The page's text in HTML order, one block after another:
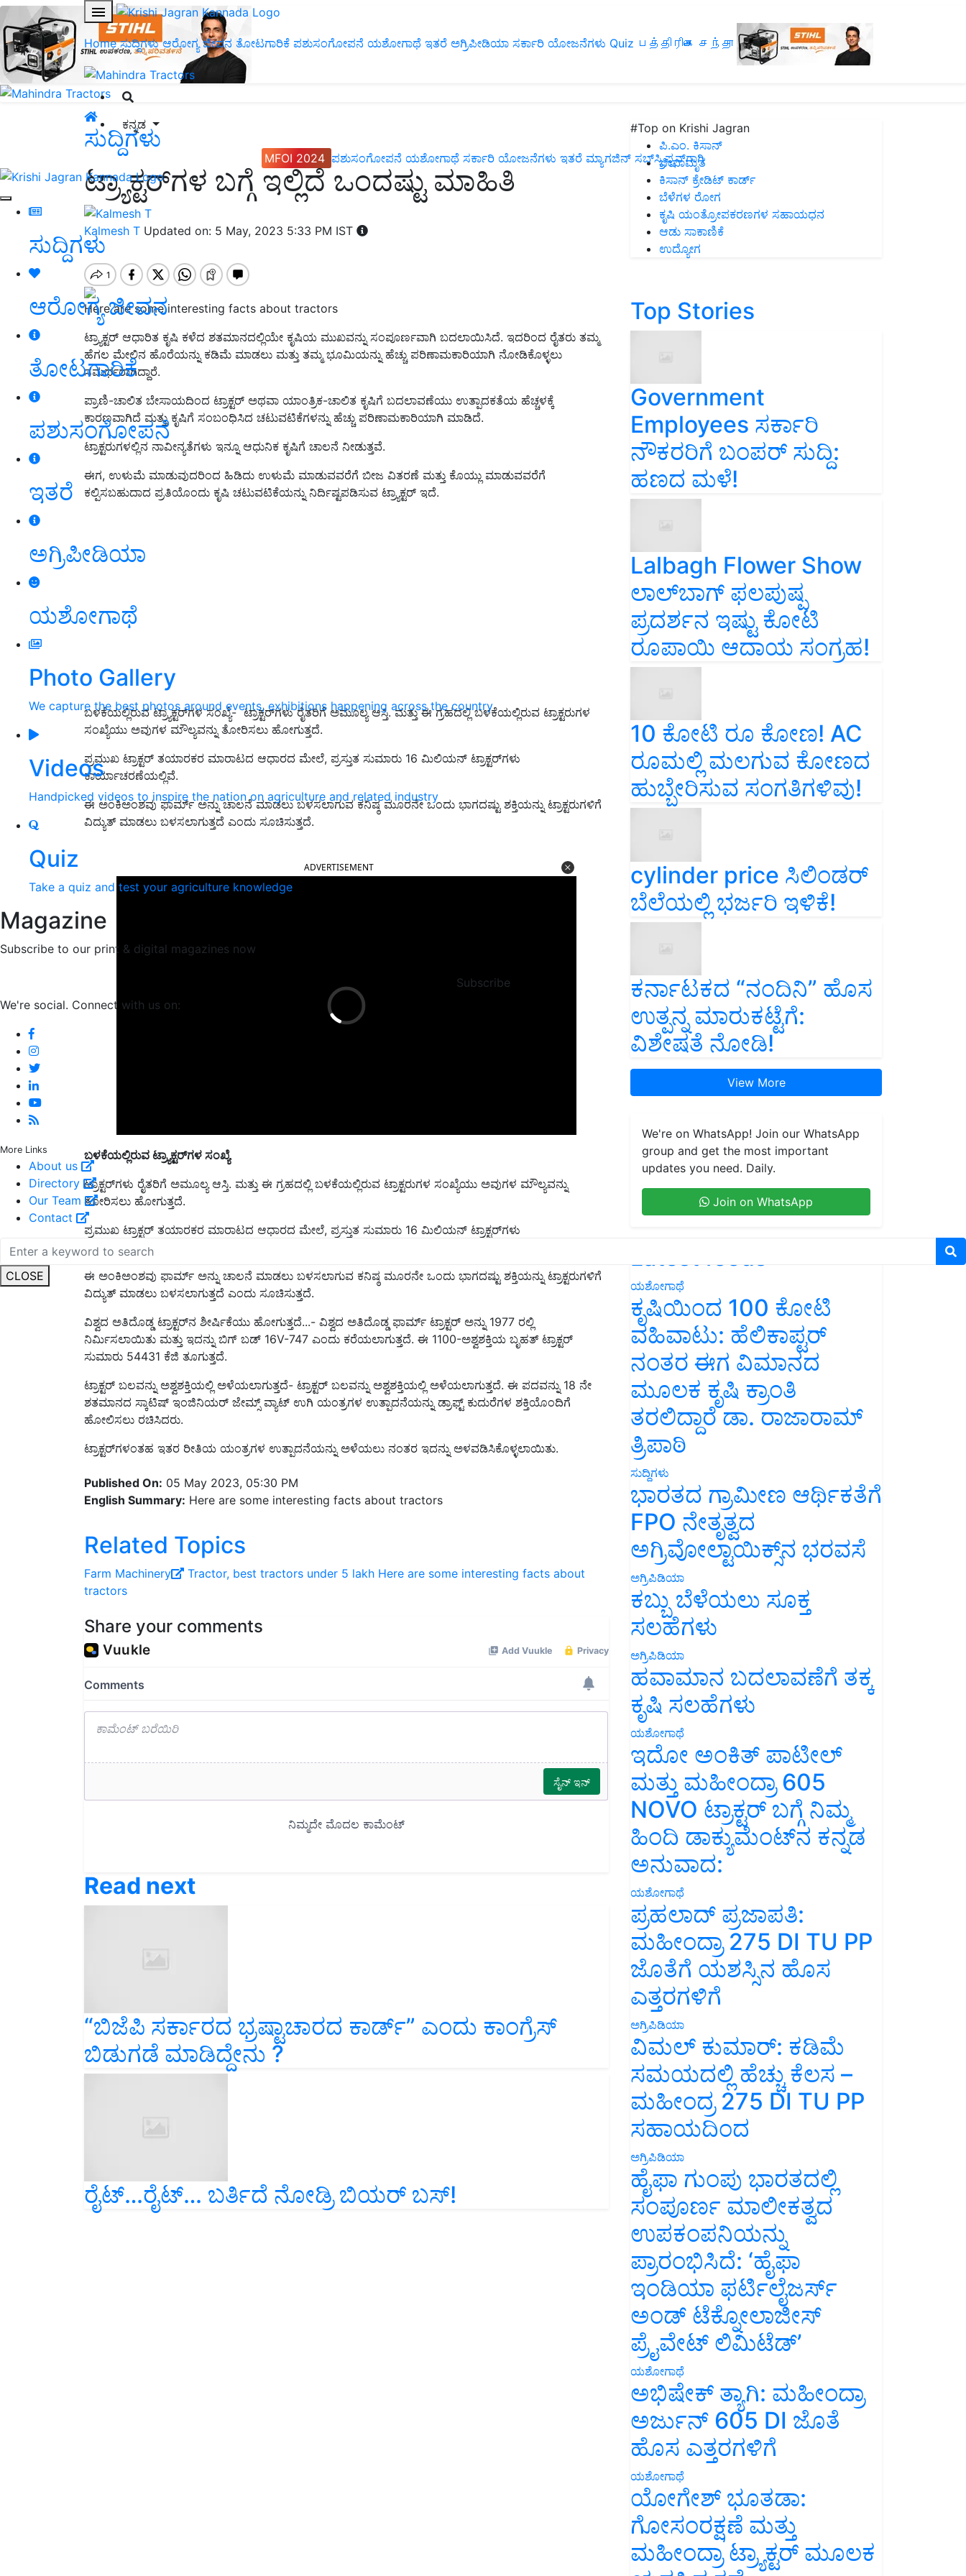
Home ಸುದ್ದಿಗಳು ಆರೋಗ್ಯ ಜೀವನ ತೋಟಗಾರಿಕೆ ಪಶುಸಂಗೋಪನೆ ಯಶೋಗಾಥೆ ಇತರೆ ಅಗ್ರಿಪೀಡಿಯಾ ಸರ್ಕಾರಿ ಯೋಜನೆಗಳು Quiz பத்திரிகை சந்தா
ಕನ್ನಡ
MFOI 2024 ಪಶುಸಂಗೋಪನೆ ಯಶೋಗಾಥೆ ಸರ್ಕಾರಿ ಯೋಜನೆಗಳು ಇತರೆ ಮ್ಯಾಗಜಿನ್‌ ಸಬ್‌ಸ್ಕ್ರಿಪ್ಷನ್‌ಗಾಗಿ
ಸುದ್ದಿಗಳು
ಆರೋಗ್ಯ ಜೀವನ
ತೋಟಗಾರಿಕೆ
ಪಶುಸಂಗೋಪನೆ
ಇತರೆ
ಅಗ್ರಿಪೀಡಿಯಾ
ಯಶೋಗಾಥೆ
Photo Gallery
We capture the best photos around events, exhibitions happening across the country
Videos
Handpicked videos to inspire the nation on agriculture and related industry
Quiz
Take a quiz and test your agriculture knowledge
Magazine
Subscribe to our print & digital magazines now
Subscribe
We're social. Connect with us on:
More Links
About us
Directory
Our Team
Contact
CLOSE
ಸುದ್ದಿಗಳು
ಟ್ರ್ಯಾಕ್ಟರ್‌ಗಳ ಬಗ್ಗೆ ಇಲ್ಲಿದೆ ಒಂದಷ್ಟು ಮಾಹಿತಿ
Kalmesh T Updated on: 5 May, 2023 5:33 PM IST
Here are some interesting facts about tractors
ಟ್ರ್ಯಾಕ್ಟರ್ ಆಧಾರಿತ ಕೃಷಿ ಕಳೆದ ಶತಮಾನದಲ್ಲಿಯೇ ಕೃಷಿಯ ಮುಖವನ್ನು ಸಂಪೂರ್ಣವಾಗಿ ಬದಲಾಯಿಸಿದೆ. ಇದರಿಂದ ರೈತರು ತಮ್ಮ
ಹೆಗಲ ಮೇಲಿನ ಹೊರೆಯನ್ನು ಕಡಿಮೆ ಮಾಡಲು ಮತ್ತು ತಮ್ಮ ಭೂಮಿಯನ್ನು ಹೆಚ್ಚು ಪರಿಣಾಮಕಾರಿಯಾಗಿ ನೋಡಿಕೊಳ್ಳಲು
ಸಮರ್ಥರಾಗಿದ್ದಾರೆ.
ಪ್ರಾಣಿ-ಚಾಲಿತ ಬೇಸಾಯದಿಂದ ಟ್ರಾಕ್ಟರ್ ಅಥವಾ ಯಾಂತ್ರಿಕ-ಚಾಲಿತ ಕೃಷಿಗೆ ಬದಲಾವಣೆಯು ಉತ್ಪಾದಕತೆಯ ಹೆಚ್ಚಳಕ್ಕೆ
ಕಾರಣವಾಗಿದೆ ಮತ್ತು ಕೃಷಿಗೆ ಸಂಬಂಧಿಸಿದ ಚಟುವಟಿಕೆಗಳನ್ನು ಹೆಚ್ಚು ಪರಿಣಾಮಕಾರಿಯಾಗಿ ಮಾಡಿದೆ.
ಟ್ರಾಕ್ಟರುಗಳಲ್ಲಿನ ನಾವೀನ್ಯತೆಗಳು ಇನ್ನೂ ಆಧುನಿಕ ಕೃಷಿಗೆ ಚಾಲನೆ ನೀಡುತ್ತವೆ.
ಈಗ, ಉಳುಮೆ ಮಾಡುವುದರಿಂದ ಹಿಡಿದು ಉಳುಮೆ ಮಾಡುವವರೆಗೆ ಬೀಜ ವಿತರಣೆ ಮತ್ತು ಕೊಯ್ಲು ಮಾಡುವವರೆಗೆ
ಕಲ್ಪಿಸಬಹುದಾದ ಪ್ರತಿಯೊಂದು ಕೃಷಿ ಚಟುವಟಿಕೆಯನ್ನು ನಿರ್ದಿಷ್ಟಪಡಿಸುವ ಟ್ರ್ಯಾಕ್ಟರ್ ಇದೆ.
ಬಳಕೆಯಲ್ಲಿರುವ ಟ್ರ್ಯಾಕ್ಟರ್‌ಗಳ ಸಂಖ್ಯೆ- ಟ್ರಾಕ್ಟರ್‌ಗಳು ರೈತರಿಗೆ ಅಮೂಲ್ಯ ಆಸ್ತಿ. ಮತ್ತು ಈ ಗ್ರಹದಲ್ಲಿ ಬಳಕೆಯಲ್ಲಿರುವ ಟ್ರಾಕ್ಟರುಗಳ
ಸಂಖ್ಯೆಯು ಅವುಗಳ ಮೌಲ್ಯವನ್ನು ತೋರಿಸಲು ಹೋಗುತ್ತದೆ.
ಪ್ರಮುಖ ಟ್ರಾಕ್ಟರ್ ತಯಾರಕರ ಮಾರಾಟದ ಆಧಾರದ ಮೇಲೆ, ಪ್ರಸ್ತುತ ಸುಮಾರು 16 ಮಿಲಿಯನ್ ಟ್ರಾಕ್ಟರ್‌ಗಳು
ಕಾರ್ಯಾಚರಣೆಯಲ್ಲಿವೆ.
ಈ ಅಂಕಿಅಂಶವು ಫಾರ್ಮ್ ಅನ್ನು ಚಾಲನೆ ಮಾಡಲು ಬಳಸಲಾಗುವ ಕನಿಷ್ಠ ಮೂರನೇ ಒಂದು ಭಾಗದಷ್ಟು ಶಕ್ತಿಯನ್ನು ಟ್ರಾಕ್ಟರುಗಳಿಗೆ
ವಿದ್ಯುತ್ ಮಾಡಲು ಬಳಸಲಾಗುತ್ತದೆ ಎಂದು ಸೂಚಿಸುತ್ತದೆ.
ಬಳಕೆಯಲ್ಲಿರುವ ಟ್ರ್ಯಾಕ್ಟರ್‌ಗಳ ಸಂಖ್ಯೆ
ಟ್ರಾಕ್ಟರ್‌ಗಳು ರೈತರಿಗೆ ಅಮೂಲ್ಯ ಆಸ್ತಿ. ಮತ್ತು ಈ ಗ್ರಹದಲ್ಲಿ ಬಳಕೆಯಲ್ಲಿರುವ ಟ್ರಾಕ್ಟರುಗಳ ಸಂಖ್ಯೆಯು ಅವುಗಳ ಮೌಲ್ಯವನ್ನು
ತೋರಿಸಲು ಹೋಗುತ್ತದೆ.
ಪ್ರಮುಖ ಟ್ರಾಕ್ಟರ್ ತಯಾರಕರ ಮಾರಾಟದ ಆಧಾರದ ಮೇಲೆ, ಪ್ರಸ್ತುತ ಸುಮಾರು 16 ಮಿಲಿಯನ್ ಟ್ರಾಕ್ಟರ್‌ಗಳು
ಕಾರ್ಯಾಚರಣೆಯಲ್ಲಿವೆ.
ಈ ಅಂಕಿಅಂಶವು ಫಾರ್ಮ್ ಅನ್ನು ಚಾಲನೆ ಮಾಡಲು ಬಳಸಲಾಗುವ ಕನಿಷ್ಠ ಮೂರನೇ ಒಂದು ಭಾಗದಷ್ಟು ಶಕ್ತಿಯನ್ನು ಟ್ರಾಕ್ಟರುಗಳಿಗೆ
ವಿದ್ಯುತ್ ಮಾಡಲು ಬಳಸಲಾಗುತ್ತದೆ ಎಂದು ಸೂಚಿಸುತ್ತದೆ.
ವಿಶ್ವದ ಅತಿದೊಡ್ಡ ಟ್ರಾಕ್ಟರ್‌ನ ಶೀರ್ಷಿಕೆಯು ಹೋಗುತ್ತದೆ...- ವಿಶ್ವದ ಅತಿದೊಡ್ಡ ಫಾರ್ಮ್ ಟ್ರಾಕ್ಟರ್ ಅನ್ನು 1977 ರಲ್ಲಿ
ನಿರ್ಮಿಸಲಾಯಿತು ಮತ್ತು ಇದನ್ನು ಬಿಗ್ ಬಡ್ 16V-747 ಎಂದು ಕರೆಯಲಾಗುತ್ತದೆ. ಈ 1100-ಅಶ್ವಶಕ್ತಿಯ ಬೃಹತ್ ಟ್ರಾಕ್ಟರ್
ಸುಮಾರು 54431 ಕೆಜಿ ತೂಗುತ್ತದೆ.
ಟ್ರಾಕ್ಟರ್ ಬಲವನ್ನು ಅಶ್ವಶಕ್ತಿಯಲ್ಲಿ ಅಳೆಯಲಾಗುತ್ತದೆ- ಟ್ರಾಕ್ಟರ್ ಬಲವನ್ನು ಅಶ್ವಶಕ್ತಿಯಲ್ಲಿ ಅಳೆಯಲಾಗುತ್ತದೆ. ಈ ಪದವನ್ನು 18 ನೇ
ಶತಮಾನದ ಸ್ಕಾಟಿಷ್ ಇಂಜಿನಿಯರ್ ಜೇಮ್ಸ್ ವ್ಯಾಟ್ ಉಗಿ ಯಂತ್ರಗಳ ಉತ್ಪಾದನೆಯನ್ನು ಡ್ರಾಫ್ಟ್ ಕುದುರೆಗಳ ಶಕ್ತಿಯೊಂದಿಗೆ
ಹೋಲಿಸಲು ರಚಿಸಿದರು.
English Summary:Here are some interesting facts about tractors
Related Topics
Farm Machinery Tractor, best tractors under 5 lakh
tractors
“ಬಿಜೆಪಿ ಸರ್ಕಾರದ ಭ್ರಷ್ಟಾಚಾರದ ಕಾರ್ಡ್‌” ಎಂದು ಕಾಂಗ್ರೆಸ್‌
ಬಿಡುಗಡೆ ಮಾಡಿದ್ದೇನು ?
ರೈಟ್‌…ರೈಟ್‌… ಬರ್ತಿದೆ ನೋಡ್ರಿ ಬಿಯರ್‌ ಬಸ್‌!
#Top on Krishi Jagran
ಪಿ.ಎಂ. ಕಿಸಾನ್
ಜೀವಾಮೃತ
ಕಿಸಾನ್ ಕ್ರೇಡಿಟ್ ಕಾರ್ಡ್
ಬೆಳೆಗಳ ರೋಗ
ಕೃಷಿ ಯಂತ್ರೋಪಕರಣಗಳ ಸಹಾಯಧನ
ಆಡು ಸಾಕಾಣಿಕೆ
ಉದ್ಯೋಗ
Top Stories
Government
Employees ಸರ್ಕಾರಿ
ನೌಕರರಿಗೆ ಬಂಪರ್‌ ಸುದ್ದಿ:
ಹಣದ ಮಳೆ!
Lalbagh Flower Show
ಲಾಲ್‌ಬಾಗ್ ಫಲಪುಷ್ಪ
ಪ್ರದರ್ಶನ ಇಷ್ಟು ಕೋಟಿ
ರೂಪಾಯಿ ಆದಾಯ ಸಂಗ್ರಹ!
10 ಕೋಟಿ ರೂ ಕೋಣ! AC
ರೂಮಲ್ಲಿ ಮಲಗುವ ಕೋಣದ
ಹುಬ್ಬೇರಿಸುವ ಸಂಗತಿಗಳಿವು!
cylinder price ಸಿಲಿಂಡರ್‌
ಬೆಲೆಯಲ್ಲಿ ಭರ್ಜರಿ ಇಳಿಕೆ!
ಕರ್ನಾಟಕದ “ನಂದಿನಿ” ಹೊಸ
ಉತ್ಪನ್ನ ಮಾರುಕಟ್ಟೆಗೆ:
ವಿಶೇಷತೆ ನೋಡಿ!
View More
We're on WhatsApp! Join our WhatsApp
group and get the most important
updates you need. Daily.
Join on WhatsApp
Latest feeds
ಯಶೋಗಾಥೆ
ಕೃಷಿಯಿಂದ 100 ಕೋಟಿ
ವಹಿವಾಟು: ಹೆಲಿಕಾಪ್ಟರ್
ನಂತರ ಈಗ ವಿಮಾನದ
ಮೂಲಕ ಕೃಷಿ ಕ್ರಾಂತಿ
ತರಲಿದ್ದಾರೆ ಡಾ. ರಾಜಾರಾಮ್
ತ್ರಿಪಾಠಿ
ಸುದ್ದಿಗಳು
ಭಾರತದ ಗ್ರಾಮೀಣ ಆರ್ಥಿಕತೆಗೆ
FPO ನೇತೃತ್ವದ
ಅಗ್ರಿವೋಲ್ಟಾಯಿಕ್ಸ್‌ನ ಭರವಸೆ
ಅಗ್ರಿಪಿಡಿಯಾ
ಕಬ್ಬು ಬೆಳೆಯಲು ಸೂಕ್ತ
ಸಲಹೆಗಳು
ಅಗ್ರಿಪಿಡಿಯಾ
ಹವಾಮಾನ ಬದಲಾವಣೆಗೆ ತಕ್ಕ
ಕೃಷಿ ಸಲಹೆಗಳು
ಯಶೋಗಾಥೆ
ಇದೋ ಅಂಕಿತ್ ಪಾಟೀಲ್
ಮತ್ತು ಮಹೀಂದ್ರಾ 605
NOVO ಟ್ರಾಕ್ಟರ್ ಬಗ್ಗೆ ನಿಮ್ಮ
ಹಿಂದಿ ಡಾಕ್ಯುಮೆಂಟ್‌ನ ಕನ್ನಡ
ಅನುವಾದ:
ಯಶೋಗಾಥೆ
ಪ್ರಹಲಾದ್ ಪ್ರಜಾಪತಿ:
ಮಹೀಂದ್ರಾ 275 DI TU PP
ಜೊತೆಗೆ ಯಶಸ್ಸಿನ ಹೊಸ
ಎತ್ತರಗಳಿಗೆ
ಅಗ್ರಿಪಿಡಿಯಾ
ವಿಮಲ್ ಕುಮಾರ್: ಕಡಿಮೆ
ಸಮಯದಲ್ಲಿ ಹೆಚ್ಚು ಕೆಲಸ –
ಮಹೀಂದ್ರ 275 DI TU PP
ಸಹಾಯದಿಂದ
ಅಗ್ರಿಪಿಡಿಯಾ
ಹೈಫಾ ಗುಂಪು ಭಾರತದಲ್ಲಿ
ಸಂಪೂರ್ಣ ಮಾಲೀಕತ್ವದ
ಉಪಕಂಪನಿಯನ್ನು
ಪ್ರಾರಂಭಿಸಿದೆ: ‘ಹೈಫಾ
ಇಂಡಿಯಾ ಫರ್ಟಿಲೈಜರ್ಸ್
ಅಂಡ್ ಟೆಕ್ನೋಲಾಜೀಸ್
ಪ್ರೈವೇಟ್ ಲಿಮಿಟೆಡ್’
ಯಶೋಗಾಥೆ
ಅಭಿಷೇಕ್ ತ್ಯಾಗಿ: ಮಹೀಂದ್ರಾ
ಅರ್ಜುನ್ 605 DI ಜೊತೆ
ಹೊಸ ಎತ್ತರಗಳಿಗೆ
ಯಶೋಗಾಥೆ
ಯೋಗೇಶ್ ಭೂತಡಾ:
ಗೋಸಂರಕ್ಷಣೆ ಮತ್ತು
ಮಹೀಂದ್ರಾ ಟ್ರ್ಯಾಕ್ಟರ್ ಮೂಲಕ